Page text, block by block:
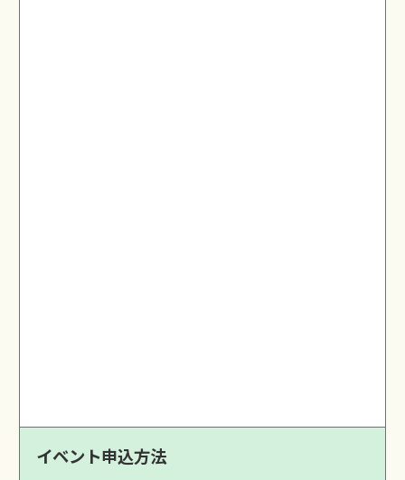
イベント申込方法